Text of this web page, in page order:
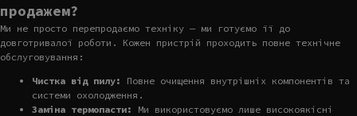
продажем?
Ми не просто перепродаємо техніку — ми готуємо її до
довготривалої роботи. Кожен пристрій проходить повне технічне
обслуговування:
Чистка від пилу:
Повне очищення внутрішніх компонентів та
системи охолодження.
Заміна термопасти:
Ми використовуємо лише високоякісні